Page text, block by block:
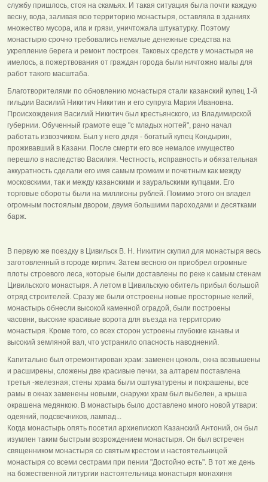
службу пришлось, стоя на скамьях. И такая ситуация была почти каждую
весну, вода, заливая всю территорию монастыря, оставляла в зданиях
множество мусора, ила и грязи, уничтожала штукатурку. Поэтому
монастырю срочно требовались немалые денежные средства на
укрепление берега и ремонт построек. Таковых средств у монастыря не
имелось, а пожертвования от граждан города были ничтожно малы для
работ такого масштаба.
Благотворителями по обновлению монастыря стали казанский купец 1-й
гильдии Василий Никитич Никитин и его супруга Мария Ивановна.
Происхождения Василий Никитич был крестьянского, из Владимирской
губернии. Обученный грамоте еще "с младых ногтей", рано начал
работать извозчиком. Был у него дядя - богатый купец Кондырин,
проживавший в Казани. После смерти его все немалое имущество
перешло в наследство Василия. Честность, исправность и обязательная
аккуратность сделали его имя самым громким и почетным как между
московскими, так и между казанскими и зауральскими купцами. Его
торговые обороты были на миллионы рублей. Помимо этого он владел
огромным постоялым двором, двумя большими пароходами и десятками
барж.
В первую же поездку в Цивильск В. Н. Никитин скупил для монастыря весь
заготовленный в городе кирпич. Затем весною он приобрел огромные
плоты строевого леса, которые были доставлены по реке к самым стенам
Цивильского монастыря. А летом в Цивильскую обитель прибыл большой
отряд строителей. Сразу же были отстроены новые просторные келий,
монастырь обнесли высокой каменной оградой, были построены
часовни, высокие красивые ворота для въезда на территорию
монастыря. Кроме того, со всех сторон устроены глубокие канавы и
высокий земляной вал, что устранило опасность наводнений.
Капитально был отремонтирован храм: заменен цоколь, окна возвышены
и расширены, сложены две красивые печки, за алтарем поставлена
третья -железная; стены храма были оштукатурены и покрашены, все
рамы в окнах заменены новыми, снаружи храм был выбелен, а крыша
окрашена медянкою. В монастырь было доставлено много новой утвари:
одеяний, подсвечников, лампад...
Когда монастырь опять посетил архиепископ Казанский Антоний, он был
изумлен таким быстрым возрождением монастыря. Он был встречен
священником монастыря со святым крестом и настоятельницей
монастыря со всеми сестрами при пении "Достойно есть". В тот же день
на божественной литургии настоятельница монастыря монахиня